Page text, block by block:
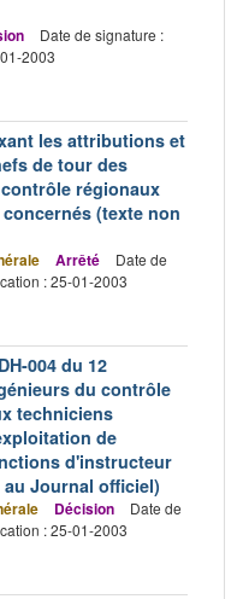
Date de signature :
2003
les attributions et
de tour des
régionaux
(texte non
Arrêté
Date de
: 25-01-2003
004 du 12
du contrôle
techniciens
de
d'instructeur
Journal officiel)
Décision
Date de
: 25-01-2003